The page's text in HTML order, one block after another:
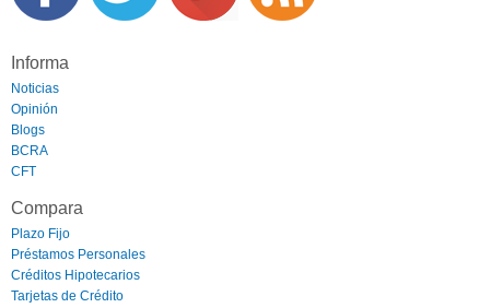
Informa
Noticias
Opinión
Blogs
BCRA
CFT
Compara
Plazo Fijo
Préstamos Personales
Créditos Hipotecarios
Tarjetas de Crédito